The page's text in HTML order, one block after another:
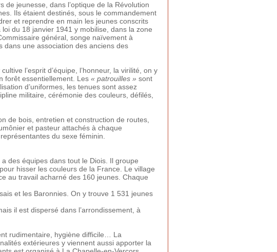
jeunesse, dans l’optique de la Révolution
Ils étaient destinés, sous le commandement
et reprendre en main les jeunes conscrits
du 18 janvier 1941 y mobilise, dans la zone
général, songe naïvement à
dans une association des anciens des
l’esprit d’équipe, l’honneur, la virilité, on y
forêt essentiellement. Les « patrouilles » sont
d’uniformes, les tenues sont assez
militaire, cérémonie des couleurs, défilés,
de bois, entretien et construction de routes,
et pasteur attachés à chaque
du sexe féminin.
a des équipes dans tout le Diois. Il groupe
hisser les couleurs de la France. Le village
au travail acharné des 160 jeunes. Chaque
et les Baronnies. On y trouve 1 531 jeunes
il est dispersé dans l’arrondissement, à
rudimentaire, hygiène difficile… La
extérieures y viennent aussi apporter la